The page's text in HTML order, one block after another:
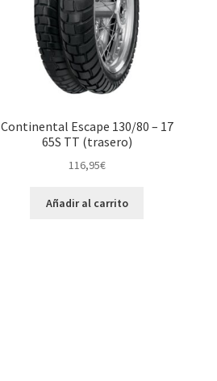
Continental Escape 130/80 – 17
65S TT (trasero)
116,95€
Añadir al carrito